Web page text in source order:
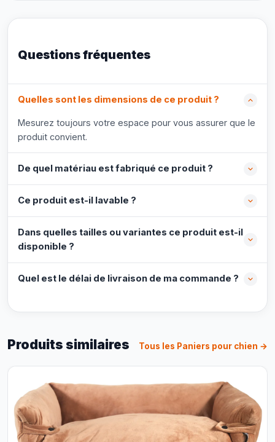
Questions fréquentes
Quelles sont les dimensions de ce produit ?
Mesurez toujours votre espace pour vous assurer que le
produit convient.
De quel matériau est fabriqué ce produit ?
Ce produit est-il lavable ?
Dans quelles tailles ou variantes ce produit est-il
disponible ?
Quel est le délai de livraison de ma commande ?
Produits similaires Tous les Paniers pour chien →